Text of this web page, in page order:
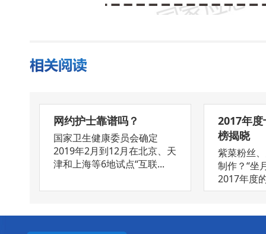
网约护士靠谱吗？
国家卫生健康委员会确定
2019年2月到12月在北京、天
津和上海等6地试点“互联...
2017年度
榜揭晓
紫菜粉丝
制作？“坐
2017年度